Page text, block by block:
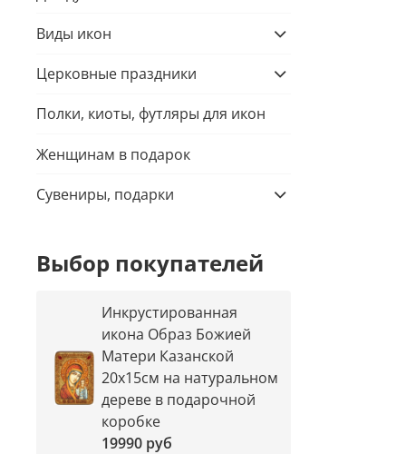
Виды икон
Церковные праздники
Полки, киоты, футляры для икон
Женщинам в подарок
Сувениры, подарки
Выбор покупателей
Инкрустированная
икона Образ Божией
Матери Казанской
20х15см на натуральном
дереве в подарочной
коробке
19990 руб